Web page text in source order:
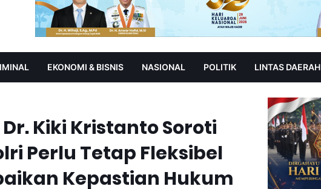
EKONOMI & BISNIS NASIONAL POLITIK LINTAS DAERAH
Kiki Kristanto Soroti
Perlu Tetap Fleksibel
Kepastian Hukum